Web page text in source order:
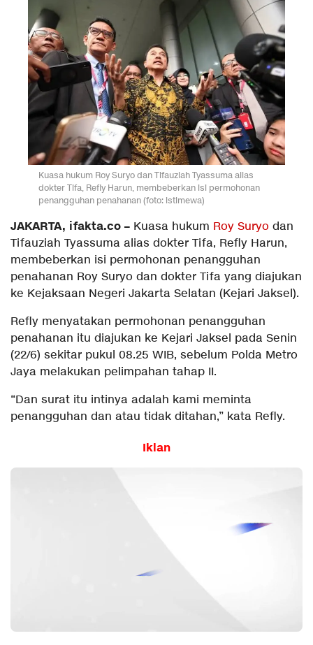
Kuasa hukum Roy Suryo dan Tifauziah Tyassuma alias
dokter Tifa, Refly Harun, membeberkan isi permohonan
penangguhan penahanan (foto: istimewa)
JAKARTA, ifakta.co – Kuasa hukum Roy Suryo dan
Tifauziah Tyassuma alias dokter Tifa, Refly Harun,
membeberkan isi permohonan penangguhan
penahanan Roy Suryo dan dokter Tifa yang diajukan
ke Kejaksaan Negeri Jakarta Selatan (Kejari Jaksel).
Refly menyatakan permohonan penangguhan
penahanan itu diajukan ke Kejari Jaksel pada Senin
(22/6) sekitar pukul 08.25 WIB, sebelum Polda Metro
Jaya melakukan pelimpahan tahap II.
“Dan surat itu intinya adalah kami meminta
penangguhan dan atau tidak ditahan,” kata Refly.
Iklan